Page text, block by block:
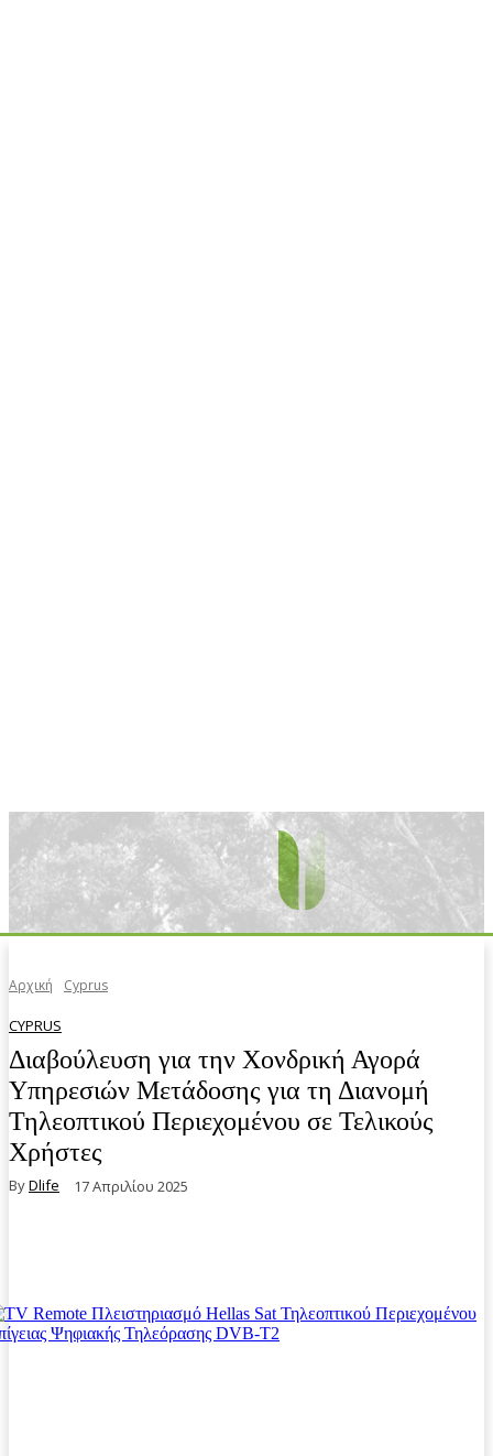
Αρχική Cyprus
CYPRUS
Διαβούλευση για την Χονδρική Αγορά
Υπηρεσιών Μετάδοσης για τη Διανομή
Τηλεοπτικού Περιεχομένου σε Τελικούς
Χρήστες
ByDlife 17 Απριλίου 2025